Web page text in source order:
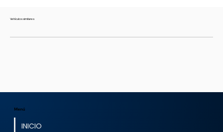
Vehículos similares
Menú
INICIO